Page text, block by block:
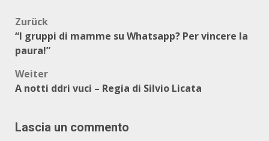
Beitragsnavigation
Zurück
“I gruppi di mamme su Whatsapp? Per vincere la
paura!”
Weiter
A notti ddri vuci – Regia di Silvio Licata
Lascia un commento